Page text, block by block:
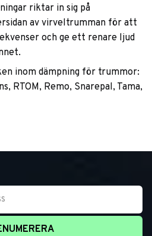
riktar in sig på
av virveltrumman för att
och ge ett renare ljud
inom dämpning för trummor:
RTOM, Remo, Snarepal, Tama,